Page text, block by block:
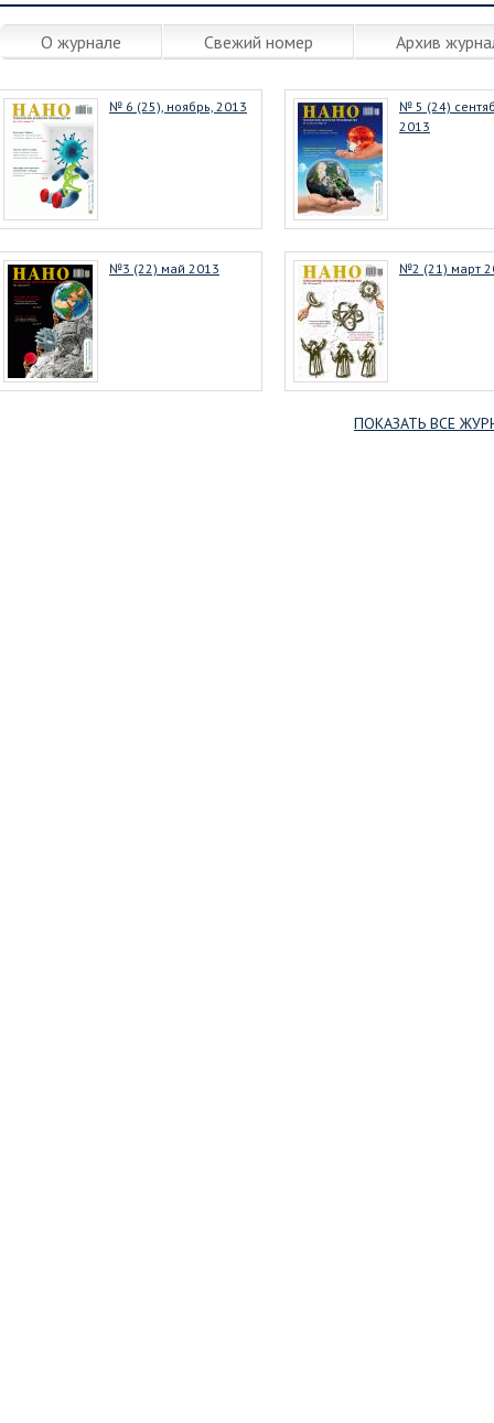
О журнале Свежий номер Архив
№ 6 (25), ноябрь, 2013
№ 5 (24)
2013
№3 (22) май 2013 №2 (21) март
ПОКАЗАТЬ ВСЕ